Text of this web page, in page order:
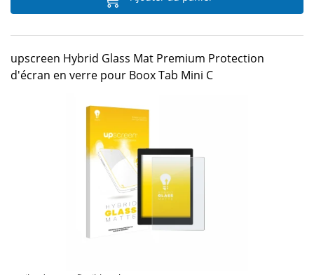
upscreen Hybrid Glass Mat Premium Protection
d'écran en verre pour Boox Tab Mini C